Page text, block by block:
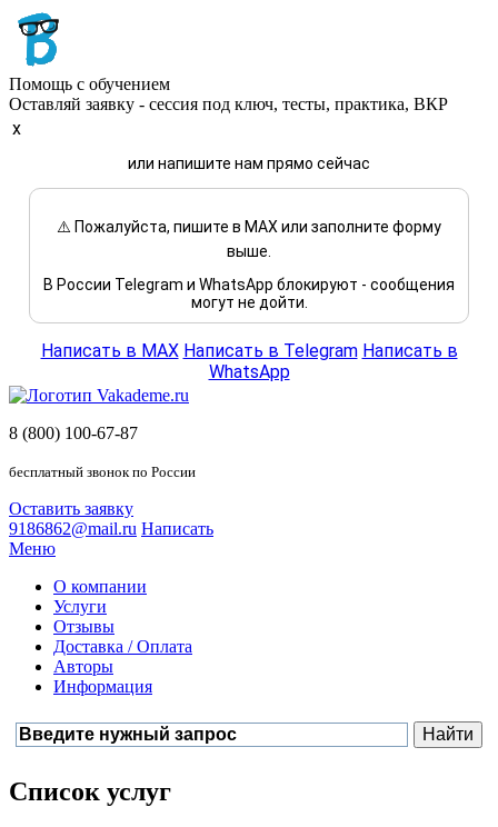
Помощь с обучением
Оставляй заявку - сессия под ключ, тесты, практика, ВКР
x
или напишите нам прямо сейчас
⚠️ Пожалуйста, пишите в MAX или заполните форму
выше.
В России Telegram и WhatsApp блокируют - сообщения
могут не дойти.
Написать в MAX Написать в Telegram Написать в
WhatsApp
8 (800) 100-67-87
бесплатный звонок по России
Оставить заявку
9186862@mail.ru Написать
Меню
О компании
Услуги
Отзывы
Доставка / Оплата
Авторы
Информация
Список услуг